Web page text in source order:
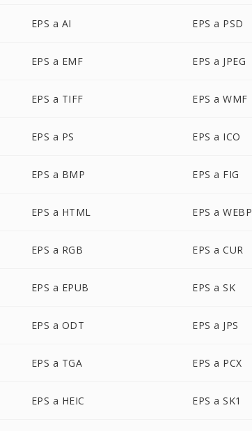
EPS a AI EPS a PSD
EPS a EMF EPS a JPEG
EPS a TIFF EPS a WMF
EPS a PS EPS a ICO
EPS a BMP EPS a FIG
EPS a HTML EPS a WEBP
EPS a RGB EPS a CUR
EPS a EPUB EPS a SK
EPS a ODT EPS a JPS
EPS a TGA EPS a PCX
EPS a HEIC EPS a SK1